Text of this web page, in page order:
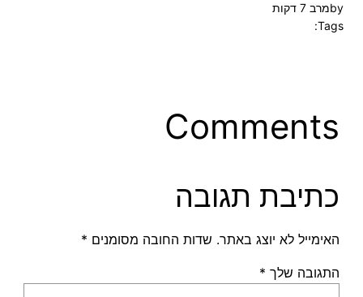
byמרב 7 דקות
Tags:
Comments
כתיבת תגובה
האימייל לא יוצג באתר. שדות החובה מסומנים *
התגובה שלך *